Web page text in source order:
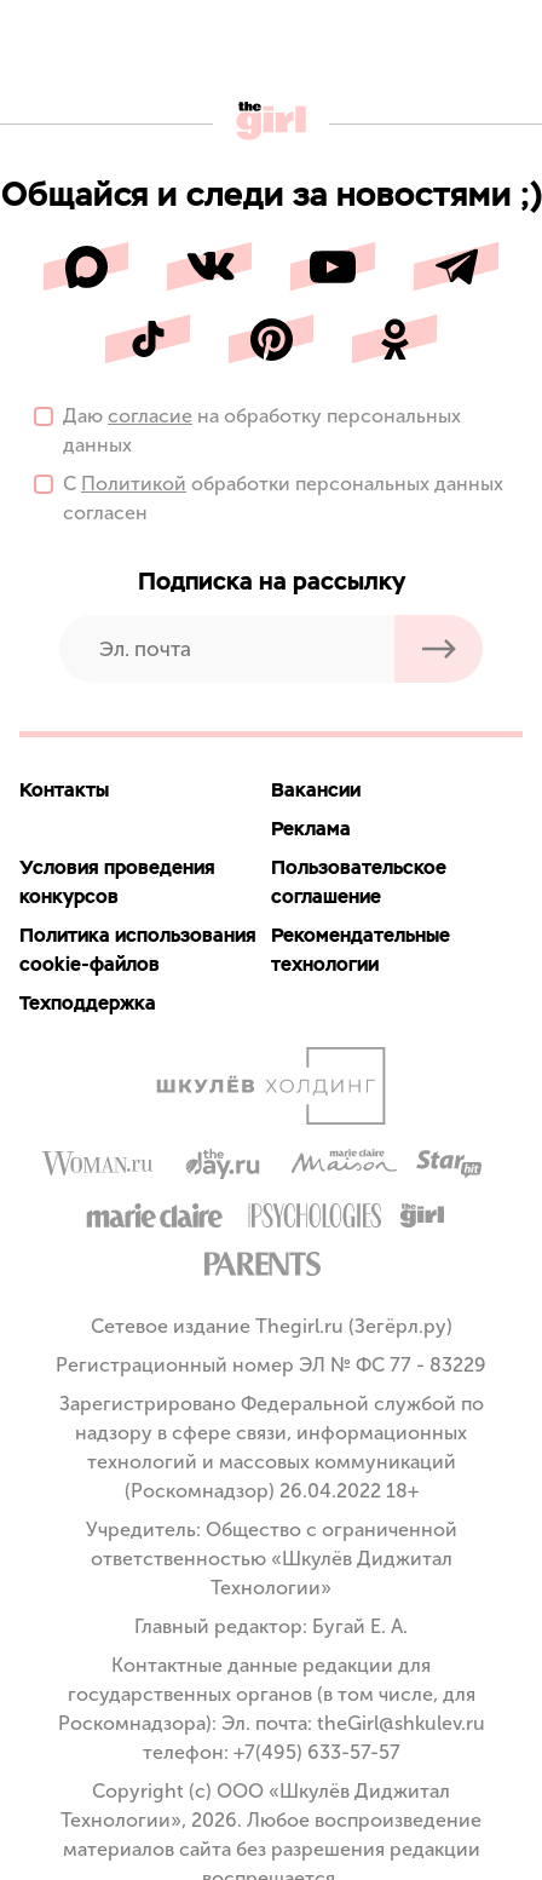
Общайся и следи за новостями ;)
Даю согласие на обработку персональных
данных
С Политикой обработки персональных данных
согласен
Подписка на рассылку
Контакты
Вакансии
Реклама
Условия проведения
конкурсов
Пользовательское
соглашение
Политика использования
cookie-файлов
Рекомендательные
технологии
Техподдержка
Сетевое издание Thegirl.ru (Зегёрл.ру)
Регистрационный номер ЭЛ № ФС 77 - 83229
Зарегистрировано Федеральной службой по
надзору в сфере связи, информационных
технологий и массовых коммуникаций
(Роскомнадзор) 26.04.2022 18+
Учредитель: Общество с ограниченной
ответственностью «Шкулёв Диджитал
Технологии»
Главный редактор: Бугай Е. А.
Контактные данные редакции для
государственных органов (в том числе, для
Роскомнадзора): Эл. почта: theGirl@shkulev.ru
телефон: +7(495) 633-57-57
Copyright (с) ООО «Шкулёв Диджитал
Технологии», 2026. Любое воспроизведение
материалов сайта без разрешения редакции